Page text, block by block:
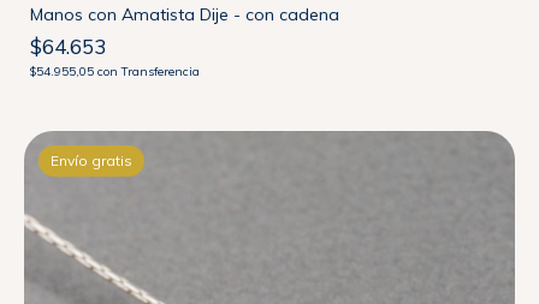
Manos con Amatista Dije - con cadena
$64.653
$54.955,05 con Transferencia
Envío gratis